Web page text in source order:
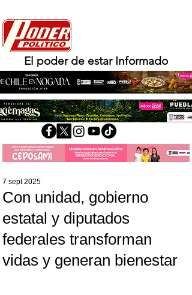
El poder de estar Informado
Con unidad, gobierno
estatal y diputados
federales transforman
vidas y generan bienestar
7 sept 2025